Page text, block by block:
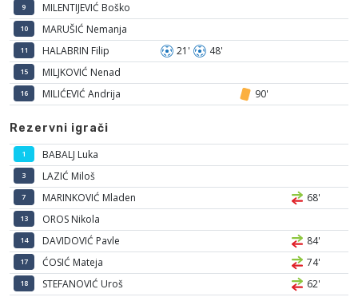
9 MILENTIJEVIĆ Boško
10 MARUŠIĆ Nemanja
11 HALABRIN Filip 21' 48'
15 MILJKOVIĆ Nenad
16 MILIĆEVIĆ Andrija 90'
Rezervni igrači
1 BABALJ Luka
3 LAZIĆ Miloš
7 MARINKOVIĆ Mladen 68'
13 OROS Nikola
14 DAVIDOVIĆ Pavle 84'
17 ĆOSIĆ Mateja 74'
18 STEFANOVIĆ Uroš 62'